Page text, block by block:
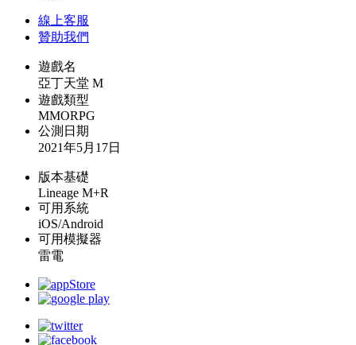
線上客服
贊助我們
遊戲名
亞丁天堂 M
遊戲類型
MMORPG
公測日期
2021年5月17日
版本基礎
Lineage M+R
可用系統
iOS/Android
可用模擬器
雷電